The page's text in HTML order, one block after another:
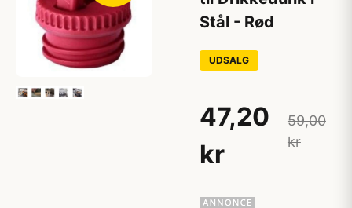
Stål - Rød
UDSALG
47,20
kr
59,00
kr